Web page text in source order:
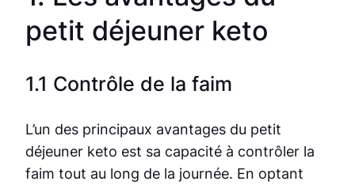
petit déjeuner keto
1.1 Contrôle de la faim
L’un des principaux avantages du petit
déjeuner keto est sa capacité à contrôler la
faim tout au long de la journée. En optant